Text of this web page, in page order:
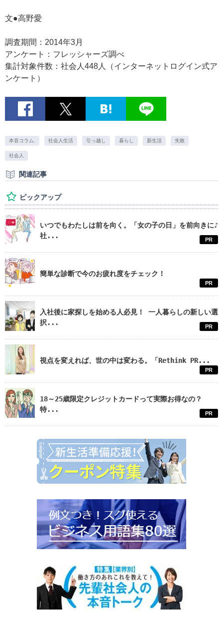
文●高野愛
調査期間：2014年3月
アンケート：フレッシャーズ調べ
集計対象件数：社会人448人（インターネットログイン式ア
ンケート）
本音コラム. 社会人生活 引っ越し 暮らし 新生活 失敗
社会人
関連記事
ピックアップ
いつでもわたしは前を向く。「女の子の日」を前向きに♪
社...
PR
簡単な診断で今のお疲れ度をチェック！
PR
入社後に家探しを始める人必見！ 一人暮らしの新しい選
択...
PR
視点を変えれば、世の中は変わる。「Rethink PR...
PR
18～25歳限定クレジットカードって実際お得なの？
特...
PR